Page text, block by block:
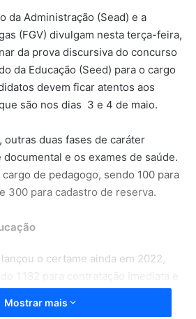
da Administração (Sead) e a
(FGV) divulgam nesta terça-feira,
da prova discursiva do concurso
da Educação (Seed) para o cargo
devem ficar atentos aos
são nos dias 3 e 4 de maio.
outras duas fases de caráter
e os exames de saúde.
de pedagogo, sendo 100 para
300 para cadastro de reserva.
o certame ainda em 2022,
1.182 para contratação imediata e
Este é o maior concurso
já realizado pelo Estado.
Mostrar mais